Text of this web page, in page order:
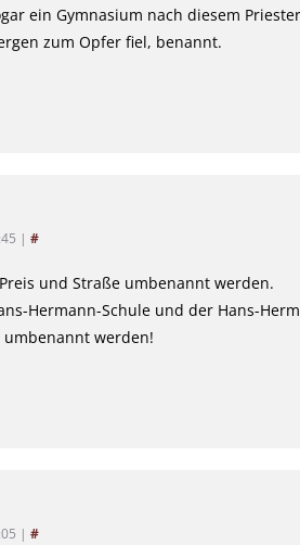
ein Gymnasium nach diesem
zum Opfer fiel, benannt.
| #
und Straße umbenannt werden.
Hermann-Schule und der Hans-
werden!
| #